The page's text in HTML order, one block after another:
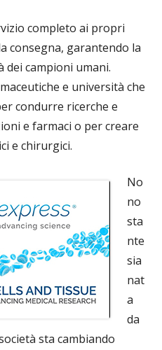
completo ai propri
consegna, garantendo la
dei campioni umani.
e università che
condurre ricerche e
e farmaci o per creare
e chirurgici.
No
no
sta
nte
sia
nat
a
da
sta cambiando